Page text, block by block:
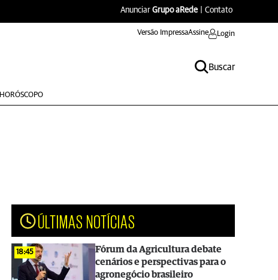
Anunciar Grupo aRede Contato
Versão ImpressaAssine Login
Buscar
HORÓSCOPO
ÚLTIMAS NOTÍCIAS
18:45
Fórum da Agricultura debate
cenários e perspectivas para o
agronegócio brasileiro